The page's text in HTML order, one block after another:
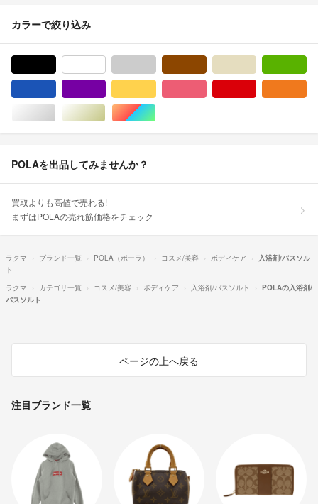
カラーで絞り込み
シルバー/銀色系ゴールド/金色系マルチカラー
POLAを出品してみませんか？
買取よりも高値で売れる!
まずはPOLAの売れ筋価格をチェック
ラクマ ブランド一覧 POLA（ポーラ） コスメ/美容 ボディケア
入浴剤/バスソル
ト
ラクマ
カテゴリ一覧 コスメ/美容 ボディケア 入浴剤/バスソルト
POLAの入浴剤/
バスソルト
ページの上へ戻る
注目ブランド一覧